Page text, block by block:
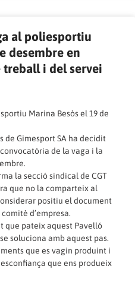
al poliesportiu
desembre en
treball i del servei
Marina Besòs el 19 de
de Gimesport SA ha decidit
de la vaga i la
la secció sindical de CGT
que no la comparteix al
positiu el document
d’empresa.
que pateix aquest Pavelló
soluciona amb aquest pas.
que es vagin produint i
que ens produeix